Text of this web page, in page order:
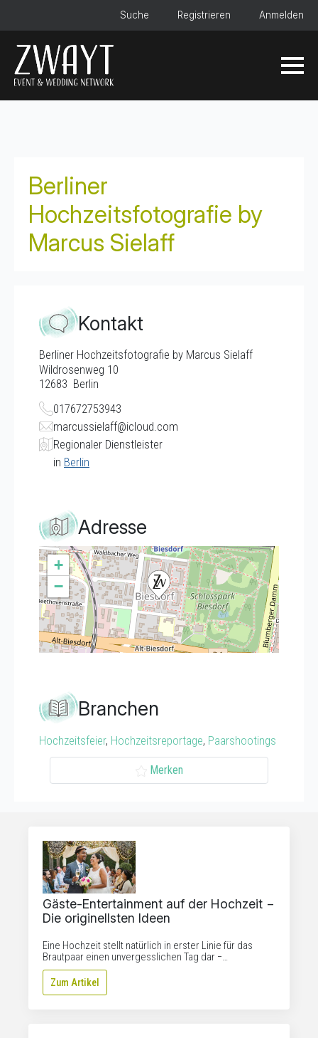
Suche Registrieren Anmelden
Berliner
Hochzeitsfotografie by
Marcus Sielaff
Kontakt
Berliner Hochzeitsfotografie by Marcus Sielaff
Wildrosenweg 10
12683 Berlin
017672753943
marcussielaff@icloud.com
Regionaler Dienstleister
in Berlin
Adresse
+
−
Branchen
Hochzeitsfeier, Hochzeitsreportage, Paarshootings
Merken
Gäste-Entertainment auf der Hochzeit −
Die originellsten Ideen
Eine Hochzeit stellt natürlich in erster Linie für das
Brautpaar einen unvergesslichen Tag dar −…
Zum Artikel